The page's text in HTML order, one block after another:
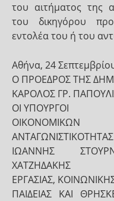
του αιτήματος της
του δικηγόρου
εντολέα του ή του
Αθήνα, 24
Ο ΠΡΟΕΔΡΟΣ ΤΗΣ
ΚΑΡΟΛΟΣ ΓΡ.
ΟΙ ΥΠΟΥΡΓΟΙ
ΑΝΤΑΓΩΝΙΣΤΙΚΟΤΗΤΑΣ
ΙΩΑΝΝΗΣ
ΧΑΤΖΗΔΑΚΗΣ
ΕΡΓΑΣΙΑΣ,
ΠΑΙΔΕΙΑΣ ΚΑΙ